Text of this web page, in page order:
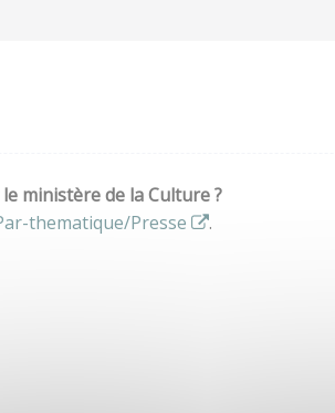
ministère de la Culture ?
thematique/Presse .